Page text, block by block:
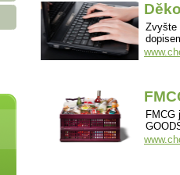
Zvyšte
FMCG